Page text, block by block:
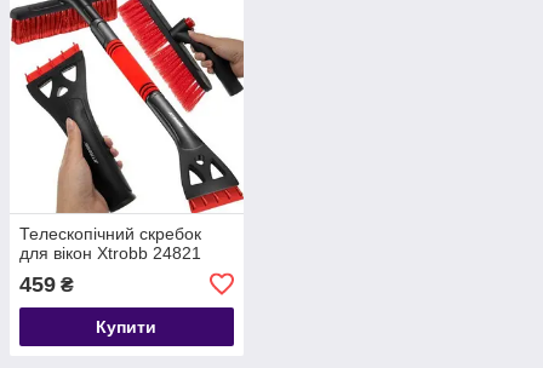
Телескопічний скребок
для вікон Xtrobb 24821
459 ₴
Купити